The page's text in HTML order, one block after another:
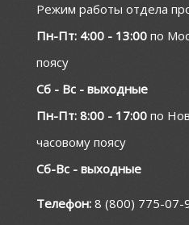
Режим работы отдела
Пн-Пт: 4:00 - 13:00 по
поясу
Сб - Вс - выходные
Пн-Пт: 8:00 - 17:00 по
часовому поясу
Сб-Вс - выходные
Телефон: 8 (800) 775-07-